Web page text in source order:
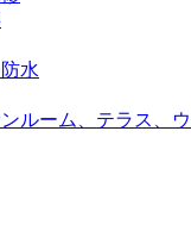
水
ルーム、テラス、ウ